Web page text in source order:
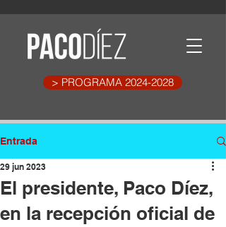
> PROGRAMA 2024-2028
Entrada
El presidente, Paco Díez,
en la recepción oficial de
29 jun 2023